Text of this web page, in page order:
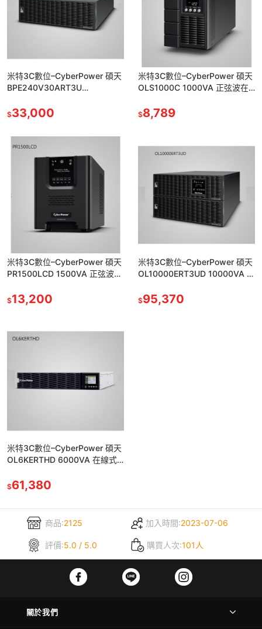
米特3C數位–CyberPower 碩天
BPE240V30ART3U
$33,000
米特3C數位–CyberPower 碩天
OLS1000C 1000VA 正弦波在
$8,789
米特3C數位–CyberPower 碩天
PR1500LCD 1500VA 正弦波在
$13,200
米特3C數位–CyberPower 碩天
OL10000ERT3UD 10000VA 在
$95,370
米特3C數位–CyberPower 碩天
OL6KERTHD 6000VA 在線式
卡
$61,380
商品:2125 加入時間:2023-07-06
評價:5.0 / 5.0 購買人次:101人
關於我們